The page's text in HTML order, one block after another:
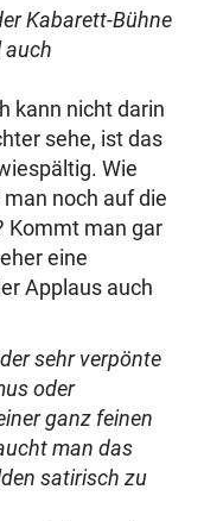
Kabarett-Bühne
auch
kann nicht darin
sehe, ist das
Wie
noch auf die
Kommt man gar
eine
Applaus auch
sehr verpönte
oder
ganz feinen
man das
satirisch zu